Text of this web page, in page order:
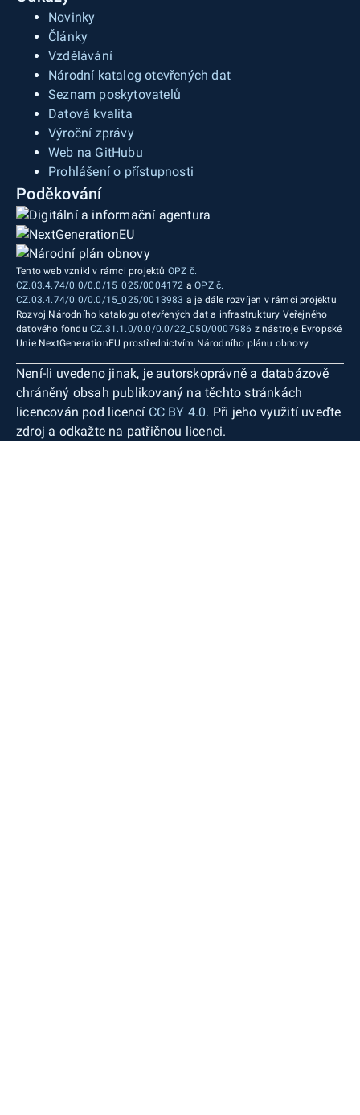
Novinky
Články
Vzdělávání
Národní katalog otevřených dat
Seznam poskytovatelů
Datová kvalita
Výroční zprávy
Web na GitHubu
Prohlášení o přístupnosti
Poděkování
Tento web vznikl v rámci projektů OPZ č.
CZ.03.4.74/0.0/0.0/15_025/0004172 aOPZ č.
CZ.03.4.74/0.0/0.0/15_025/0013983 a je dále rozvíjen v rámci projektu
Rozvoj Národního katalogu otevřených dat a infrastruktury Veřejného
datového fondu CZ.31.1.0/0.0/0.0/22_050/0007986 z nástroje Evropské
Unie NextGenerationEU prostřednictvím Národního plánu obnovy.
Není-li uvedeno jinak, je autorskoprávně a databázově
chráněný obsah publikovaný na těchto stránkách
licencován pod licencí CC BY 4.0. Při jeho využití uveďte
zdroj a odkažte na patřičnou licenci.